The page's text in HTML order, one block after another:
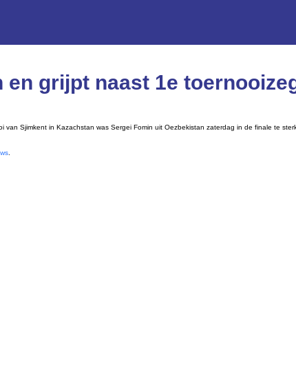
grijpt naast 1e
Sjimkent in Kazachstan was Sergei Fomin uit Oezbekistan zaterdag in de finale te
.